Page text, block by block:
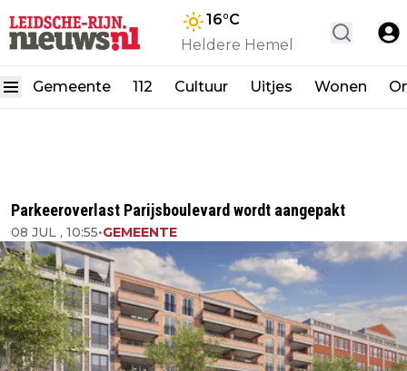
16°C
Heldere Hemel
Gemeente 112 Cultuur Uitjes Wonen
Parkeeroverlast Parijsboulevard wordt aangepakt
08 JUL , 10:55•GEMEENTE